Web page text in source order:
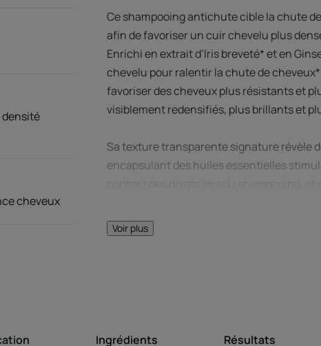
densité
cheveux
Ce shampooing antichute cible la chute
afin de favoriser un cuir chevelu plus
Enrichi en extrait d’Iris breveté* et en
chevelu pour ralentir la chute de
favoriser des cheveux plus résistants et
visiblement redensifiés, plus brillants et
Sa texture transparente signature révèle
encapsulant des huiles essentielles
Sans sulfates. Sans silicone. 96%
* Brevet en cours.
Voir plus
Ingrédients Résultats